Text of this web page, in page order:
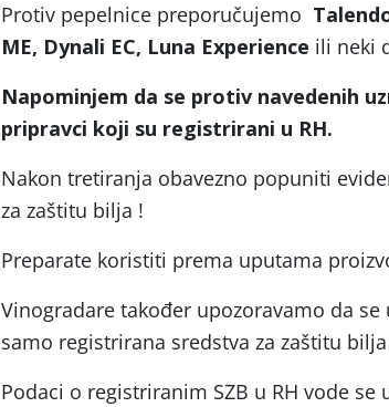
Protiv pepelnice preporučujemo
ME, Dynali EC, Luna Experience ili neki
Napominjem da se protiv navedenih
pripravci koji su registrirani u RH.
Nakon tretiranja obavezno popuniti
za zaštitu bilja !
Preparate koristiti prema uputama
Vinogradare također upozoravamo da
samo registrirana sredstva za zaštitu bilja
Podaci o registriranim SZB u RH vode